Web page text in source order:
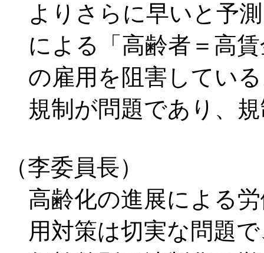
よりさらに早いと予
による「高齢者＝高
の雇用を阻害してい
規制が問題であり、
（李委員長）
高齢化の進展による
用対策は切実な問題